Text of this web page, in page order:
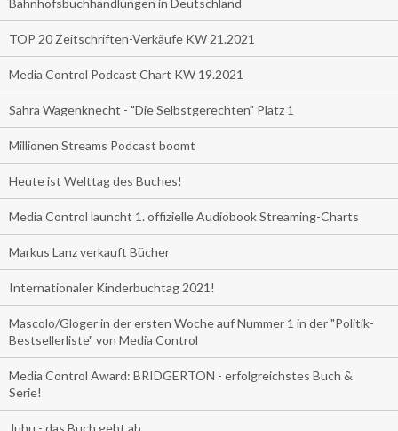
TOP 20 Zeitschriften-Verkäufe KW 21.2021
Media Control Podcast Chart KW 19.2021
Sahra Wagenknecht - "Die Selbstgerechten" Platz 1
Millionen Streams Podcast boomt
Heute ist Welttag des Buches!
Media Control launcht 1. offizielle Audiobook Streaming-Charts
Markus Lanz verkauft Bücher
Internationaler Kinderbuchtag 2021!
Mascolo/Gloger in der ersten Woche auf Nummer 1 in der "Politik-
Bestsellerliste" von Media Control
Media Control Award: BRIDGERTON - erfolgreichstes Buch &
Serie!
Juhu - das Buch geht ab